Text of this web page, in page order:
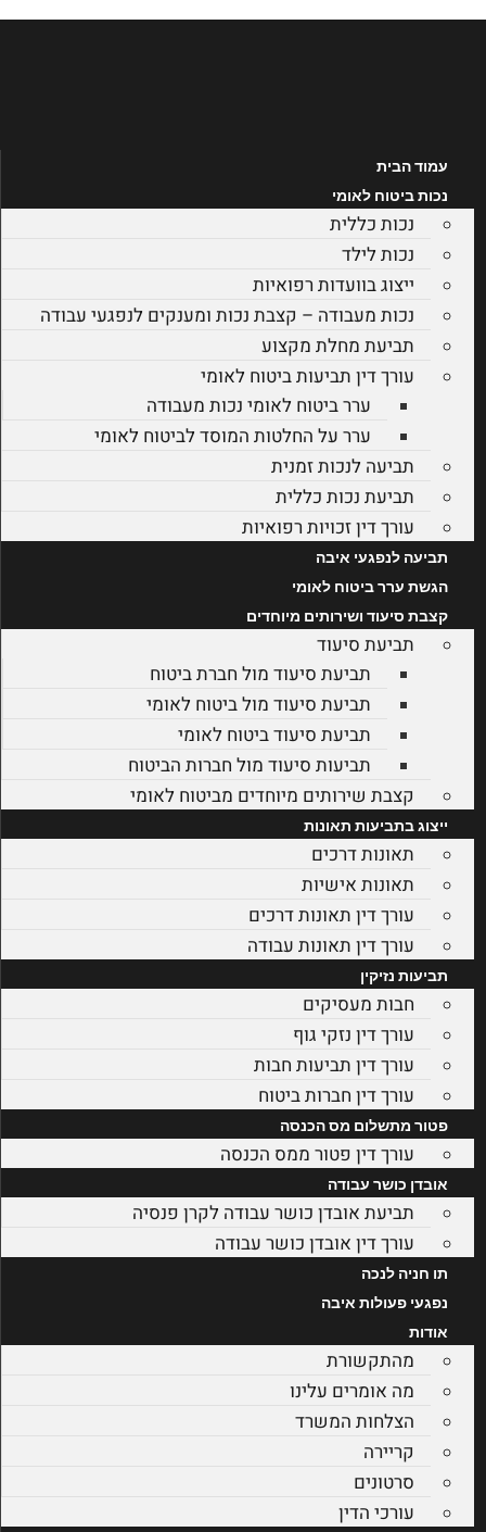
עמוד הבית
נכות ביטוח לאומי
נכות כללית
נכות לילד
ייצוג בוועדות רפואיות
נכות מעבודה – קצבת נכות ומענקים לנפגעי עבודה
תביעת מחלת מקצוע
עורך דין תביעות ביטוח לאומי
ערר ביטוח לאומי נכות מעבודה
ערר על החלטות המוסד לביטוח לאומי
תביעה לנכות זמנית
תביעת נכות כללית
עורך דין זכויות רפואיות
תביעה לנפגעי איבה
הגשת ערר ביטוח לאומי
קצבת סיעוד ושירותים מיוחדים
תביעת סיעוד
תביעת סיעוד מול חברת ביטוח
תביעת סיעוד מול ביטוח לאומי
תביעת סיעוד ביטוח לאומי
תביעות סיעוד מול חברות הביטוח
קצבת שירותים מיוחדים מביטוח לאומי
ייצוג בתביעות תאונות
תאונות דרכים
תאונות אישיות
עורך דין תאונות דרכים
עורך דין תאונות עבודה
תביעות נזיקין
חבות מעסיקים
עורך דין נזקי גוף
עורך דין תביעות חבות
עורך דין חברות ביטוח
פטור מתשלום מס הכנסה
עורך דין פטור ממס הכנסה
אובדן כושר עבודה
תביעת אובדן כושר עבודה לקרן פנסיה
עורך דין אובדן כושר עבודה
תו חניה לנכה
נפגעי פעולות איבה
אודות
מהתקשורת
מה אומרים עלינו
הצלחות המשרד
קריירה
סרטונים
עורכי הדין